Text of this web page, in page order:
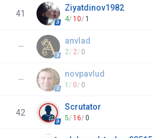
41
Ziyatdinov1982
4/ 10/ 1
—
anvlad
2/ 2/ 0
—
novpavlud
1 / 0/ 0
42
Scrutator
5/ 16/0